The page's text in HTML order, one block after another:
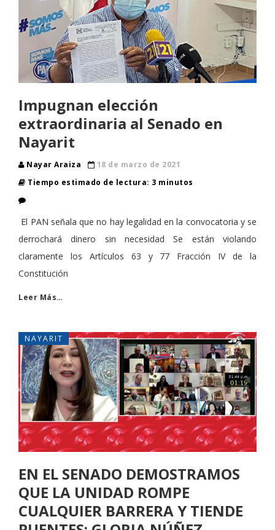
Impugnan elección
extraordinaria al Senado en
Nayarit
Nayar Araiza
18 de marzo de 2021
Tiempo estimado de lectura: 3 minutos
El PAN señala que no hay legalidad en la convocatoria y se
derrochará dinero sin necesidad Se están violando
claramente los Artículos 63 y 77 Fracción IV de la
Constitución
Leer Más…
NAYARIT
EN EL SENADO DEMOSTRAMOS
QUE LA UNIDAD ROMPE
CUALQUIER BARRERA Y TIENDE